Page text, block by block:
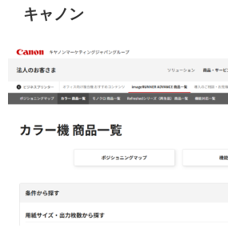
キャノン